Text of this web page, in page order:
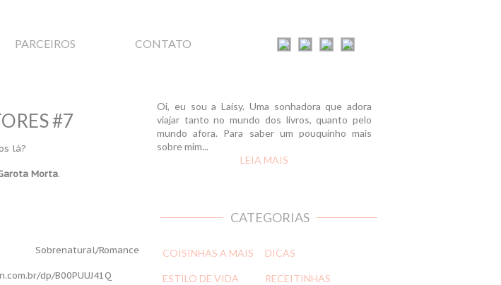
PARCEIROS CONTATO
#7
lá?
Morta.
Romance
dp/B00PUUJ41Q
Oi, eu sou a Laisy. Uma sonhadora que adora
viajar tanto no mundo dos livros, quanto pelo
mundo afora. Para saber um pouquinho mais
sobre mim...
LEIA MAIS
CATEGORIAS
COISINHAS A MAIS DICAS
ESTILO DE VIDA RECEITINHAS